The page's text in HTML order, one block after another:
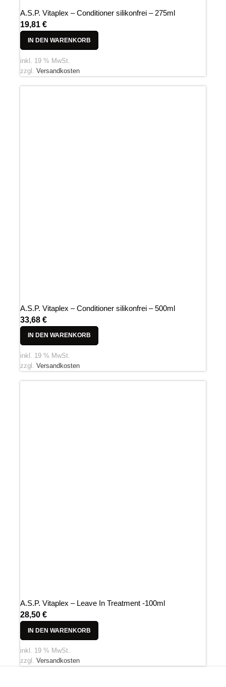
A.S.P. Vitaplex – Conditioner silikonfrei – 275ml
19,81 €
IN DEN WARENKORB
inkl. 19 % MwSt.
zzgl. Versandkosten
A.S.P. Vitaplex – Conditioner silikonfrei – 500ml
33,68 €
IN DEN WARENKORB
inkl. 19 % MwSt.
zzgl. Versandkosten
A.S.P. Vitaplex – Leave In Treatment -100ml
28,50 €
IN DEN WARENKORB
inkl. 19 % MwSt.
zzgl. Versandkosten